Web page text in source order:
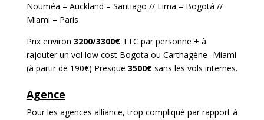
Nouméa – Auckland – Santiago // Lima – Bogotá //
Miami – Paris
Prix environ 3200/3300€TTC par personne + à
rajouter un vol low cost Bogota ou Carthagène -Miami
(à partir de 190€) Presque 3500€sans les vols internes.
Agence
Pour les agences alliance, trop compliqué par rapport à